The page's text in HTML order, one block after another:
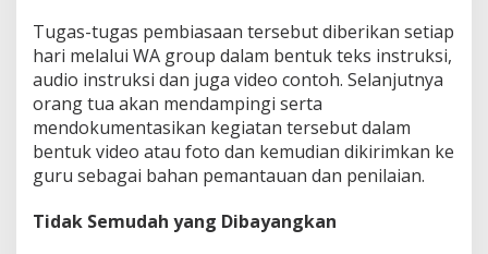
Tugas-tugas pembiasaan tersebut diberikan setiap
hari melalui WA group dalam bentuk teks instruksi,
audio instruksi dan juga video contoh. Selanjutnya
orang tua akan mendampingi serta
mendokumentasikan kegiatan tersebut dalam
bentuk video atau foto dan kemudian dikirimkan ke
guru sebagai bahan pemantauan dan penilaian.
Tidak Semudah yang Dibayangkan